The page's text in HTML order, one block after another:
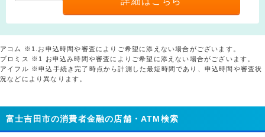
アコム ※1.お申込時間や審査によりご希望に添えない場合がございます。
プロミス ※1 お申込み時間や審査によりご希望に添えない場合がございます。
アイフル ※申込手続き完了時点から計測した最短時間であり、申込時間や審査状
況などにより異なります。
富士吉田市の消費者金融の店舗・ATM検索